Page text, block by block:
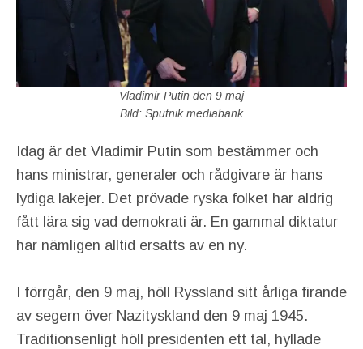
Vladimir Putin den 9 maj
Bild: Sputnik mediabank
Idag är det Vladimir Putin som bestämmer och
hans ministrar, generaler och rådgivare är hans
lydiga lakejer. Det prövade ryska folket har aldrig
fått lära sig vad demokrati är. En gammal diktatur
har nämligen alltid ersatts av en ny.
I förrgår, den 9 maj, höll Ryssland sitt årliga firande
av segern över Nazityskland den 9 maj 1945.
Traditionsenligt höll presidenten ett tal, hyllade